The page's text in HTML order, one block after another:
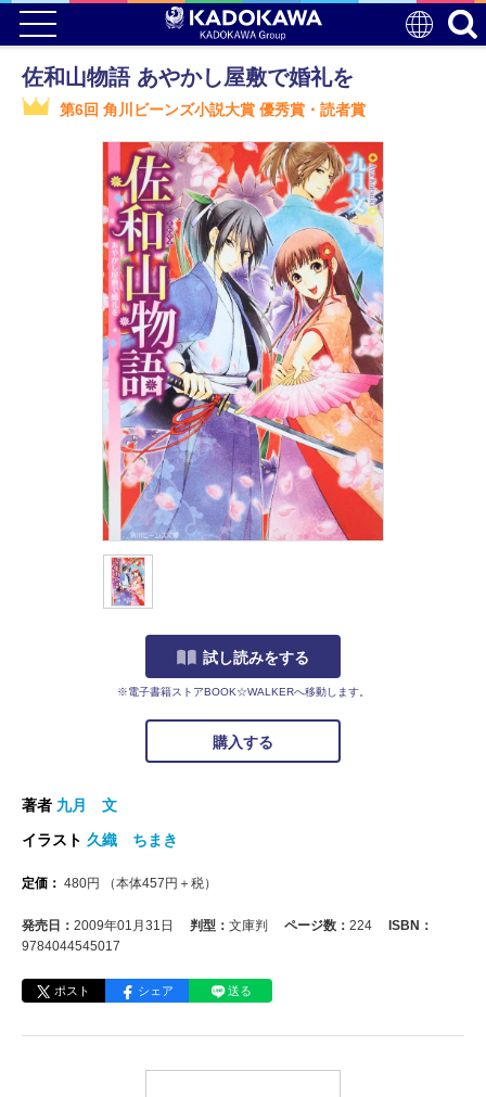
佐和山物語 あやかし屋敷で婚礼を
第6回 角川ビーンズ小説大賞 優秀賞・読者賞
試し読みをする
※電子書籍ストアBOOK☆WALKERへ移動します。
購入する
著者 九月 文
イラスト 久織 ちまき
定価： 480円 （本体457 円＋税）
発売日： 2009年01月31日 判型： 文庫判 ページ数： 224
ISBN：
9784044545017
ポスト シェア 送る